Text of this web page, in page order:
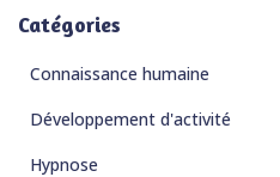
Catégories
Connaissance humaine
Développement d'activité
Hypnose